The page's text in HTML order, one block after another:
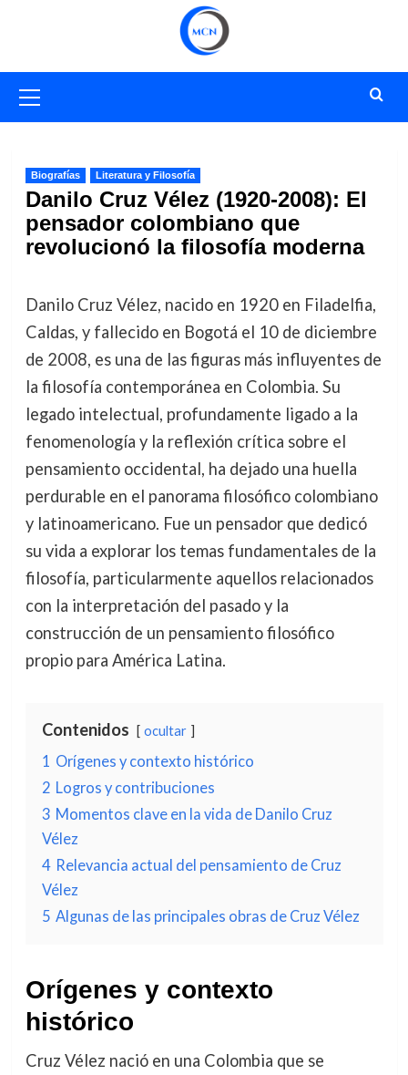
primario
Biografías Literatura y Filosofía
Danilo Cruz Vélez (1920-2008): El
pensador colombiano que
revolucionó la filosofía moderna
Danilo Cruz Vélez, nacido en 1920 en Filadelfia,
Caldas, y fallecido en Bogotá el 10 de diciembre
de 2008, es una de las figuras más influyentes de
la filosofía contemporánea en Colombia. Su
legado intelectual, profundamente ligado a la
fenomenología y la reflexión crítica sobre el
pensamiento occidental, ha dejado una huella
perdurable en el panorama filosófico colombiano
y latinoamericano. Fue un pensador que dedicó
su vida a explorar los temas fundamentales de la
filosofía, particularmente aquellos relacionados
con la interpretación del pasado y la
construcción de un pensamiento filosófico
propio para América Latina.
Contenidos ocultar
1 Orígenes y contexto histórico
2 Logros y contribuciones
3 Momentos clave en la vida de Danilo Cruz
Vélez
4 Relevancia actual del pensamiento de Cruz
Vélez
5 Algunas de las principales obras de Cruz Vélez
Orígenes y contexto
histórico
Cruz Vélez nació en una Colombia que se